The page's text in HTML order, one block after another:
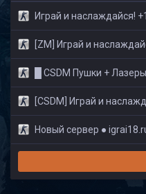
Играй и наслаждайся! +18 ©
[ZM] Играй и наслаждайся! ©
█ CSDM Пушки + Лазеры |
[CSDM] Играй и наслаждайся!
Новый сервер ●